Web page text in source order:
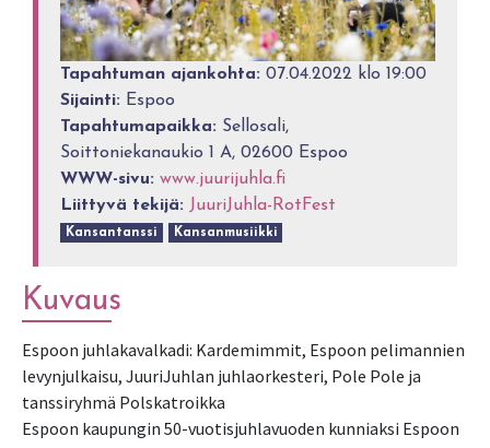
Tapahtuman ajankohta: 07.04.2022 klo 19:00
Sijainti: Espoo
Tapahtumapaikka: Sellosali,
Soittoniekanaukio 1 A, 02600 Espoo
WWW-sivu: www.juurijuhla.fi
Liittyvä tekijä: JuuriJuhla-RotFest
Kansantanssi Kansanmusiikki
Kuvaus
Espoon juhlakavalkadi: Kardemimmit, Espoon pelimannien
levynjulkaisu, JuuriJuhlan juhlaorkesteri, Pole Pole ja
tanssiryhmä Polskatroikka
Espoon kaupungin 50-vuotisjuhlavuoden kunniaksi Espoon